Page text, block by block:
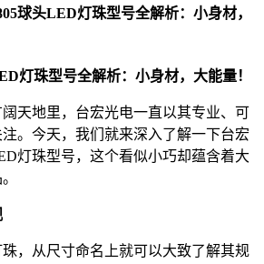
球头LED灯珠型号全解析：小身材，
灯珠型号全解析：小身材，大能量！
天地里，台宏光电一直以其专业、可
。今天，我们就来深入了解一下台宏
灯珠型号，这个看似小巧却蕴含着大
，从尺寸命名上就可以大致了解其规